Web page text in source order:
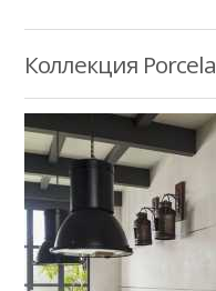
Коллекция